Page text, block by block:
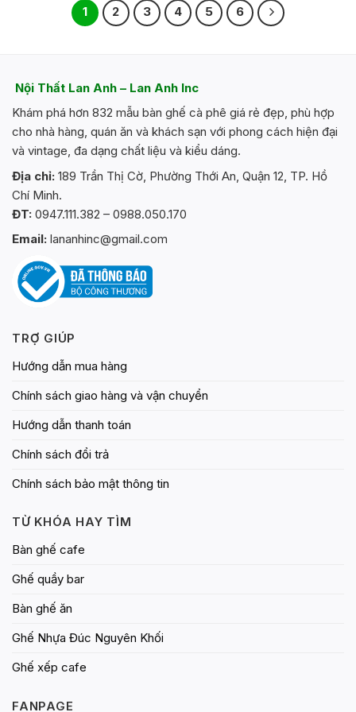
1 2 3 4 5 6
Nội Thất Lan Anh – Lan Anh Inc
Khám phá hơn 832 mẫu bàn ghế cà phê giá rẻ đẹp, phù hợp
cho nhà hàng, quán ăn và khách sạn với phong cách hiện đại
và vintage, đa dạng chất liệu và kiểu dáng.
Địa chỉ: 189 Trần Thị Cờ, Phường Thới An, Quận 12, TP. Hồ
Chí Minh.
ĐT: 0947.111.382 – 0988.050.170
Email: lananhinc@gmail.com
TRỢ GIÚP
Hướng dẫn mua hàng
Chính sách giao hàng và vận chuyển
Hướng dẫn thanh toán
Chính sách đổi trả
Chính sách bảo mật thông tin
TỪ KHÓA HAY TÌM
Bàn ghế cafe
Ghế quầy bar
Bàn ghế ăn
Ghế Nhựa Đúc Nguyên Khối
Ghế xếp cafe
FANPAGE